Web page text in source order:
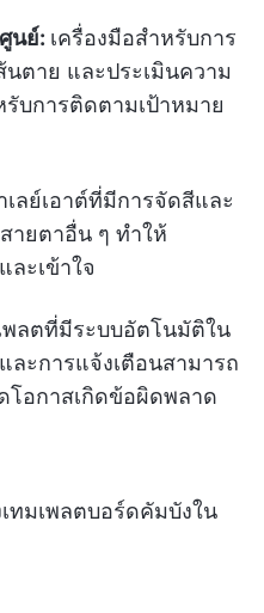
นย์: เครื่องมือสำหรับการ
ตาย และประเมินความ
บการติดตามเป้าหมาย
เลย์เอาต์ที่มีการจัดสีและ
ยตาอื่น ๆ ทำให้
ละเข้าใจ
พลตที่มีระบบอัตโนมัติใน
ละการแจ้งเตือนสามารถ
โอกาสเกิดข้อผิดพลาด
ทมเพลตบอร์ดคัมบังใน